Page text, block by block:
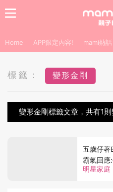
Home APP限定內容! mami熱話
標籤： 變形金剛
變形金剛標籤文章，共有1
明星家庭
五歲仔著
霸氣回應